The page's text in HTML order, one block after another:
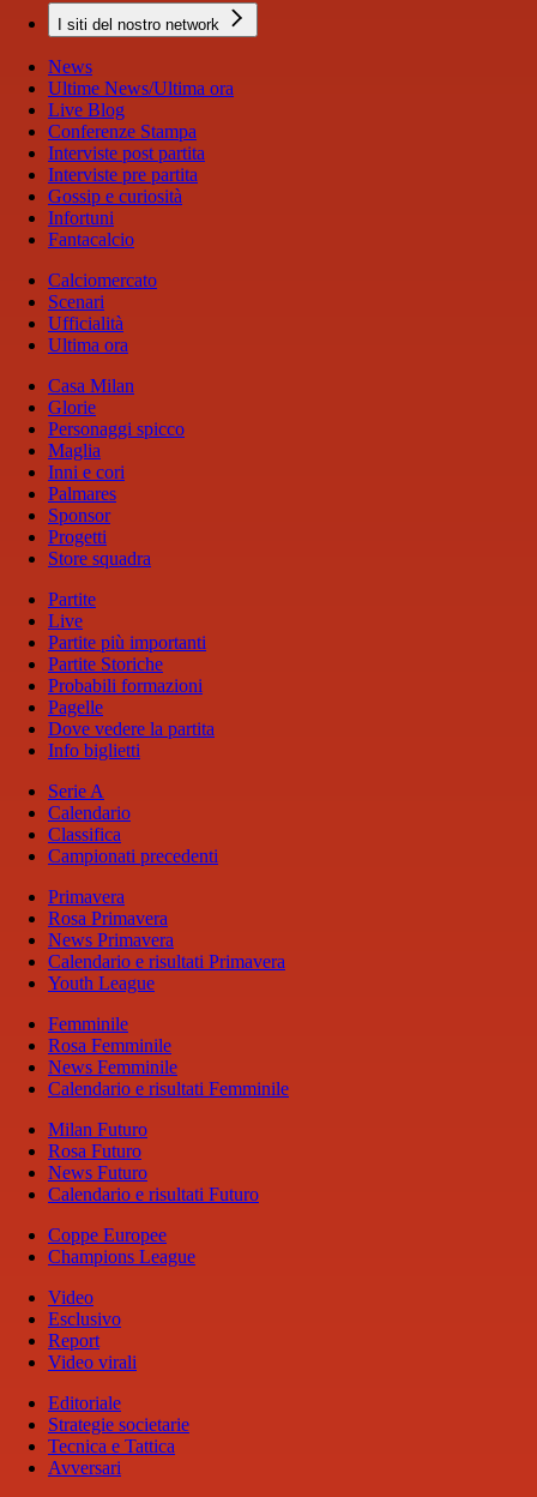
I siti del nostro network
News
Ultime News/Ultima ora
Live Blog
Conferenze Stampa
Interviste post partita
Interviste pre partita
Gossip e curiosità
Infortuni
Fantacalcio
Calciomercato
Scenari
Ufficialità
Ultima ora
Casa Milan
Glorie
Personaggi spicco
Maglia
Inni e cori
Palmares
Sponsor
Progetti
Store squadra
Partite
Live
Partite più importanti
Partite Storiche
Probabili formazioni
Pagelle
Dove vedere la partita
Info biglietti
Serie A
Calendario
Classifica
Campionati precedenti
Primavera
Rosa Primavera
News Primavera
Calendario e risultati Primavera
Youth League
Femminile
Rosa Femminile
News Femminile
Calendario e risultati Femminile
Milan Futuro
Rosa Futuro
News Futuro
Calendario e risultati Futuro
Coppe Europee
Champions League
Video
Esclusivo
Report
Video virali
Editoriale
Strategie societarie
Tecnica e Tattica
Avversari